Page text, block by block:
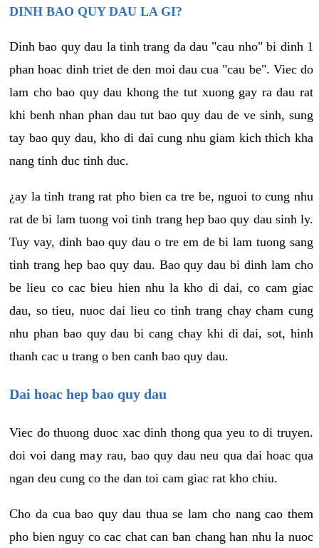
DINH BAO QUY DAU LA GI?
Dinh bao quy dau la tinh trang da dau "cau nho" bi dinh 1
phan hoac dinh triet de den moi dau cua "cau be". Viec do
lam cho bao quy dau khong the tut xuong gay ra dau rat
khi benh nhan phan dau tut bao quy dau de ve sinh, sung
tay bao quy dau, kho di dai cung nhu giam kich thich kha
nang tinh duc tinh duc.
¿ay la tinh trang rat pho bien ca tre be, nguoi to cung nhu
rat de bi lam tuong voi tinh trang hep bao quy dau sinh ly.
Tuy vay, dinh bao quy dau o tre em de bi lam tuong sang
tinh trang hep bao quy dau. Bao quy dau bi dinh lam cho
be lieu co cac bieu hien nhu la kho di dai, co cam giac
dau, so tieu, nuoc dai lieu co tinh trang chay cham cung
nhu phan bao quy dau bi cang chay khi di dai, sot, hinh
thanh cac u trang o ben canh bao quy dau.
Dai hoac hep bao quy dau
Viec do thuong duoc xac dinh thong qua yeu to di truyen.
doi voi dang may rau, bao quy dau neu qua dai hoac qua
ngan deu cung co the dan toi cam giac rat kho chiu.
Cho da cua bao quy dau thua se lam cho nang cao them
pho bien nguy co cac chat can ban chang han nhu la nuoc